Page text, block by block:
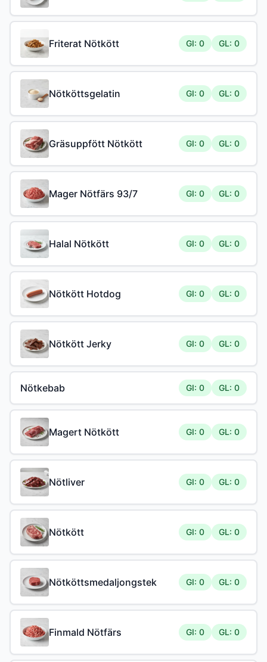
Friterat Nötkött GI: 0 GL: 0
Nötköttsgelatin GI: 0 GL: 0
Gräsuppfött Nötkött GI: 0 GL: 0
Mager Nötfärs 93/7 GI: 0 GL: 0
Halal Nötkött GI: 0 GL: 0
Nötkött Hotdog GI: 0 GL: 0
Nötkött Jerky GI: 0 GL: 0
Nötkebab GI: 0 GL: 0
Magert Nötkött GI: 0 GL: 0
Nötliver GI: 0 GL: 0
Nötkött GI: 0 GL: 0
Nötköttsmedaljongstek GI: 0 GL: 0
Finmald Nötfärs GI: 0 GL: 0